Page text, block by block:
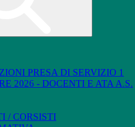
PRESA DI SERVIZIO 1
2026 - DOCENTI E ATA A.S.
/ CORSISTI